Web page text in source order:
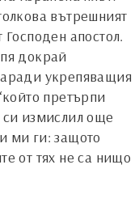
вътрешният
апостол.
докрай
укрепяващия
претърпи
измислил още
ми ги: защото
от тях не са нищо